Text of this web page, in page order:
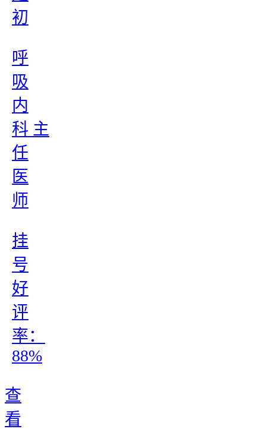
初
呼
吸
内
科 主
任
医
师
挂
号
好
评
率：
88%
查
看